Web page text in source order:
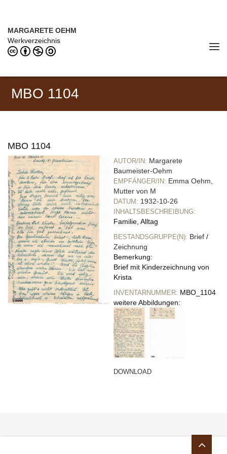
MARGARETE OEHM
Werkverzeichnis
MBO 1104
MBO 1104
AUTOR/IN: Margarete
Baumeister-Oehm
EMPFÄNGER/IN: Emma Oehm,
Mutter von M
DATUM: 1932-10-26
INHALTSBESCHREIBUNG:
Familie, Alltag
BESTANDSGRUPPE(N): Brief /
Zeichnung
Bemerkung:
Brief mit Kinderzeichnung von
Krista
INVENTARNUMMER: MBO_1104
weitere Abbildungen:
DOWNLOAD